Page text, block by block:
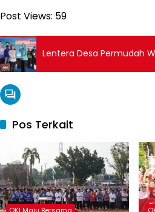
Post Views: 59
Lentera Desa Permudah
Pos Terkait
OKI Maju Bersama